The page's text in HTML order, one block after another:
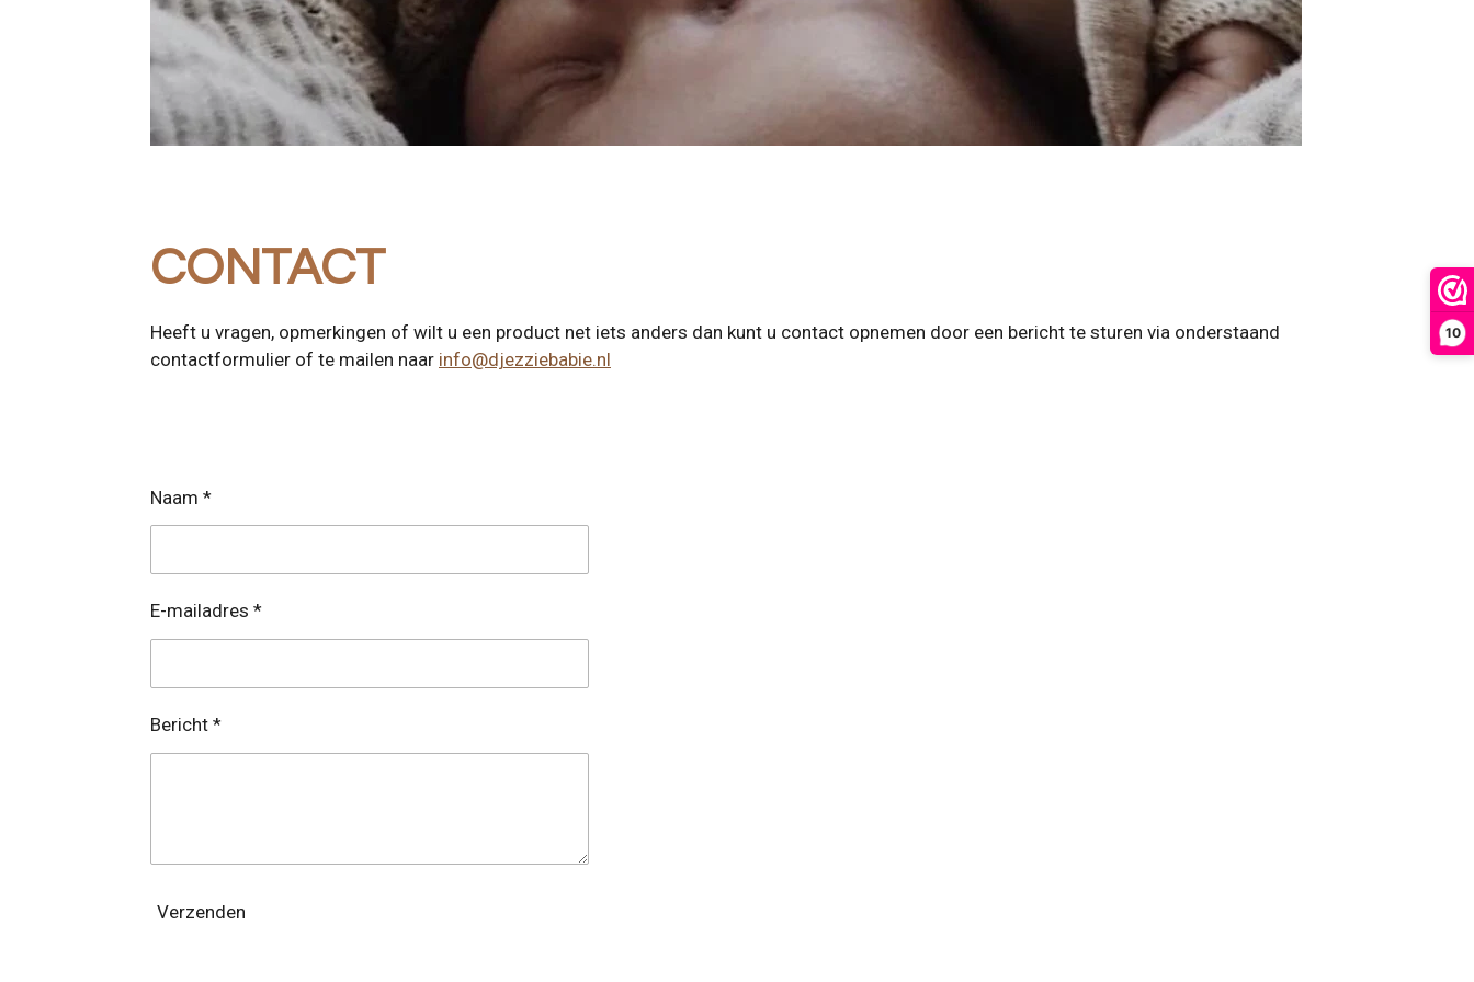
10
CONTACT
Heeft u vragen, opmerkingen of wilt u een product net iets anders dan kunt u contact opnemen door een bericht te sturen via onderstaand
contactformulier of te mailen naar info@djezziebabie.nl
Naam *
E-mailadres *
Bericht *
Verzenden